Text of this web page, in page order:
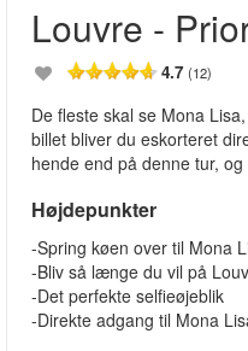
Louvre -
4.7 (12)
De fleste skal se Mona
billet bliver du eskorteret
hende end på denne tur,
Højdepunkter
-Spring køen over til Mona
-Bliv så længe du vil på
-Det perfekte selfieøjeblik
-Direkte adgang til Mona